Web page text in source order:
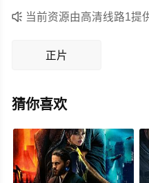
碧翠丝（谢琳·伍德蕾
身所属的派系。然而测试表
者，碧翠丝不顾测试官的
剧情紧凑，角色塑造鲜明，
 当前资源由高清线路1提
正片
猜你喜欢